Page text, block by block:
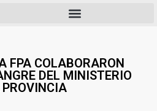
FPA COLABORARON
DEL MINISTERIO
PROVINCIA